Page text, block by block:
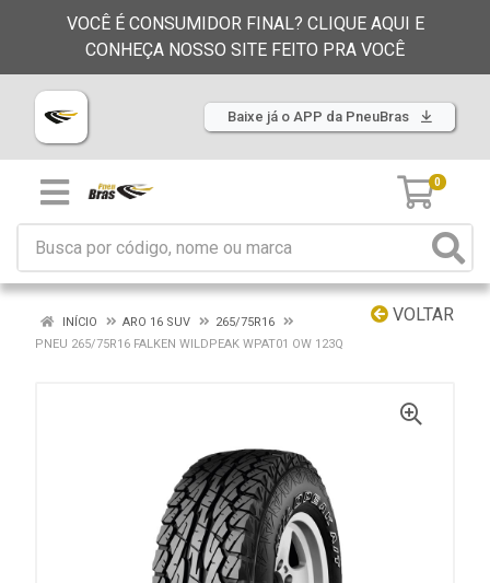
VOCÊ É CONSUMIDOR FINAL? CLIQUE AQUI E
CONHEÇA NOSSO SITE FEITO PRA VOCÊ
Baixe já o APP da PneuBras
0
VOLTAR
INÍCIO ARO 16 SUV
265/75R16
PNEU 265/75R16 FALKEN WILDPEAK WPAT01 OW 123Q